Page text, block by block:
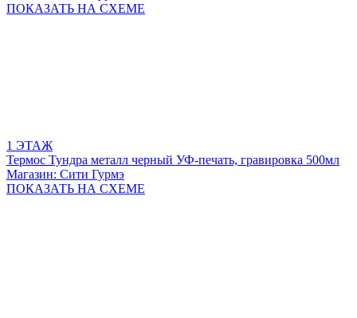
ПОКАЗАТЬ НА СХЕМЕ
1 ЭТАЖ
Термос Тундра металл черный УФ-печать, гравировка 500мл
Магазин: Сити Гурмэ
ПОКАЗАТЬ НА СХЕМЕ